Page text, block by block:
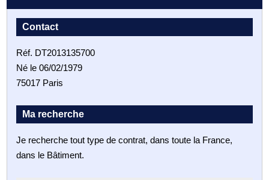
Contact
Réf. DT2013135700
Né le 06/02/1979
75017 Paris
Ma recherche
Je recherche tout type de contrat, dans toute la France,
dans le Bâtiment.